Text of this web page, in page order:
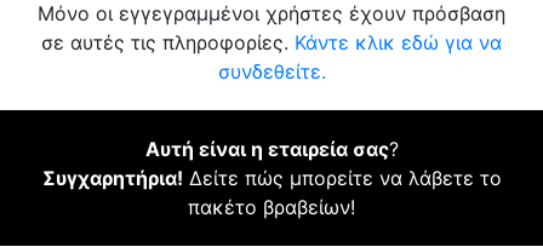
Μόνο οι εγγεγραμμένοι χρήστες έχουν πρόσβαση
σε αυτές τις πληροφορίες. Κάντε κλικ εδώ για να
συνδεθείτε.
Αυτή είναι η εταιρεία σας?
Συγχαρητήρια! Δείτε πώς μπορείτε να λάβετε το
πακέτο βραβείων!